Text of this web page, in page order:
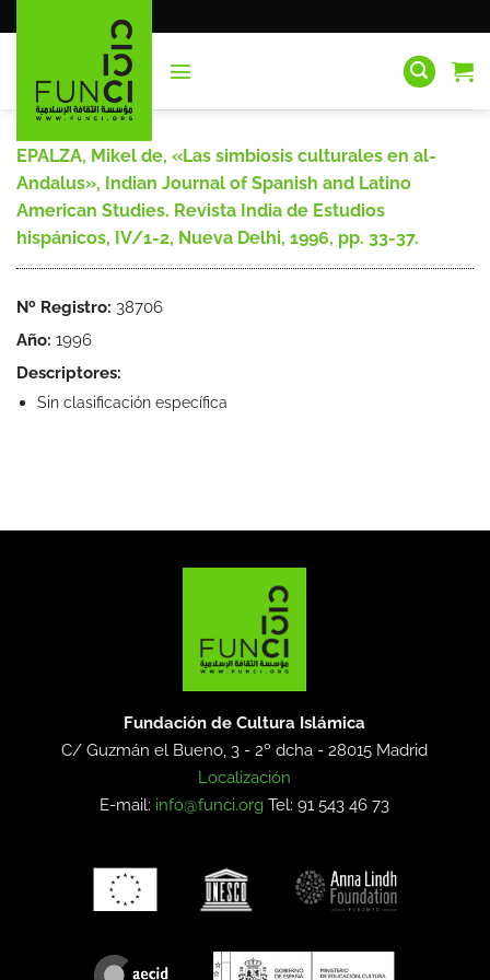
al
EPALZA, Mikel de, «Las simbiosis culturales en al-
Andalus», Indian Journal of Spanish and Latino
American Studies. Revista India de Estudios
hispánicos, IV/1-2, Nueva Delhi, 1996, pp. 33-37.
Nº Registro: 38706
Año: 1996
Descriptores:
Sin clasificación específica
Fundación de Cultura Islámica
C/ Guzmán el Bueno, 3 - 2º dcha -28015 Madrid
Localización
E-mail: info@funci.org Tel: 91 543 46 73